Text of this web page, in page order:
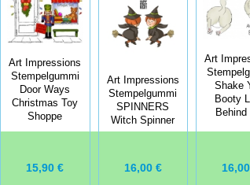
Art Impressions
Stempelgummi
Door Ways
Christmas Toy
Shoppe
15,90 €
Art Impressions
Stempelgummi
SPINNERS
Witch Spinner
16,00 €
Art
Shake
Booty
Behind